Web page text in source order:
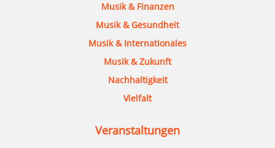
Musik & Finanzen
Musik & Gesundheit
Musik & Internationales
Musik & Zukunft
Nachhaltigkeit
Vielfalt
Veranstaltungen